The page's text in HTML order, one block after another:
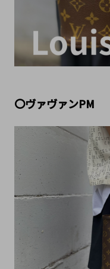
〇ヴァヴァンPM